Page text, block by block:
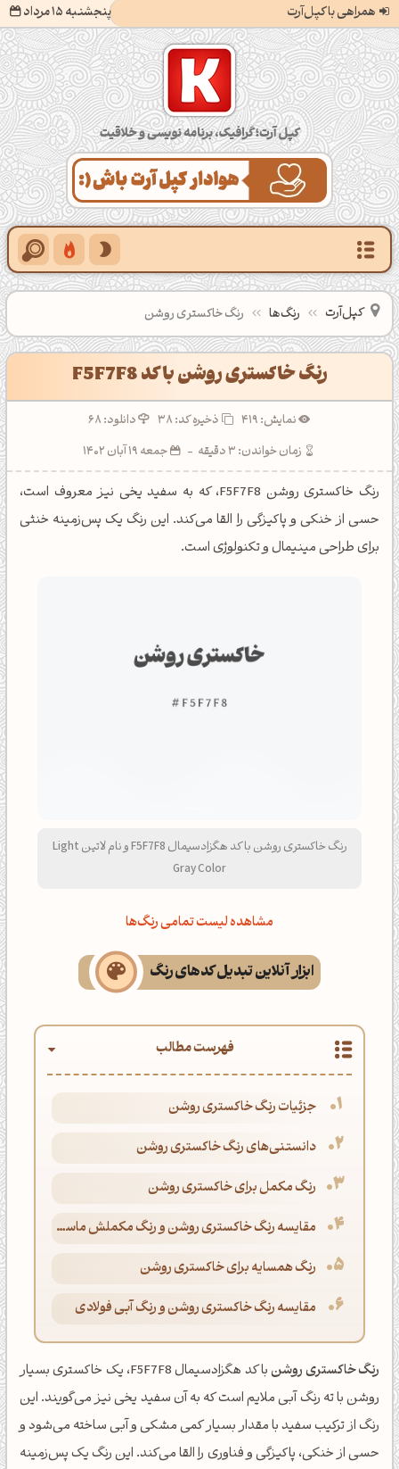
همراهی با کپل‌آرت پنجشنبه 15 مرداد کپل‌آرت؛ گرافیک، برنامه‌نویسی و خلاقیت
کپل‌آرت رنگ‌ها رنگ خاکستری روشن
رنگ خاکستری روشن با کد F5F7F8
نمایش: 419 ذخیره کد:38
دانلود: 68
زمان خواندن: 3 دقیقه
- جمعه 19 آبان 1402
رنگ خاکستری روشن F5F7F8، که به سفید یخی نیز معروف است،
حسی از خنکی و پاکیزگی را القا می‌کند. این رنگ یک پس‌زمینه خنثی
برای طراحی مینیمال و تکنولوژی است.
رنگ خاکستری روشن با کد هگزادسیمال F5F7F8 و نام لاتین Light
Gray Color
مشاهده لیست تمامی رنگ‌ها
ابزار آنلاین تبدیل کدهای رنگ
فهرست مطالب
جزئیات رنگ خاکستری روشن
دانستنی‌های رنگ خاکستری روشن
رنگ مکمل برای خاکستری روشن
مقایسه رنگ خاکستری روشن و رنگ مکملش ماسه‌ای
رنگ همسایه برای خاکستری روشن
مقایسه رنگ خاکستری روشن و رنگ آبی فولادی
رنگ خاکستری روشن
با کد هگزادسیمال F5F7F8، یک خاکستری بسیار
روشن با ته رنگ آبی ملایم است که به آن سفید یخی نیز می‌گویند. این
رنگ از ترکیب سفید با مقدار بسیار کمی مشکی و آبی ساخته می‌شود و
حسی از خنکی، پاکیزگی و فناوری را القا می‌کند. این رنگ یک پس‌زمینه